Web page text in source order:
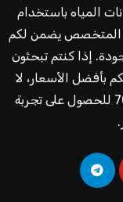
المياه باستخدام
المتخصص يضمن لكم
إذا كنتم تبحثون
بأفضل الأسعار، لا
تترددوا في الاتصال بنا اليوم على 70067311 للحصول على تجربة